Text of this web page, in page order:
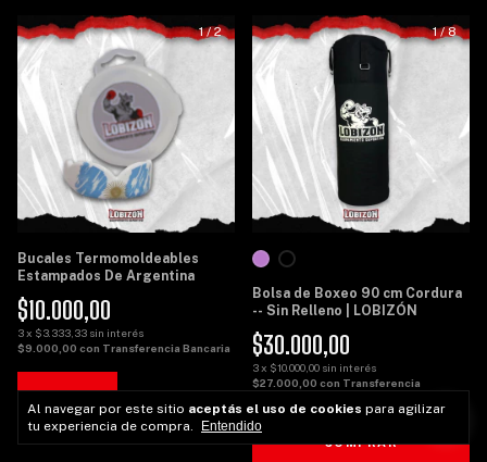
Al navegar por este sitio aceptás el uso de cookies para agilizar
tu experiencia de compra.
Entendido
1/2
Bucales Termomoldeables
Estampados De Argentina
$10.000,00
3x $3.333,33 sin interés
$9.000,00 con Transferencia Bancaria
1/8
Bolsa de Boxeo 90 cm Cordura
-- Sin Relleno | LOBIZÓN
$30.000,00
3x $10.000,00 sin interés
$27.000,00 con Transferencia
Bancaria
COMPRAR